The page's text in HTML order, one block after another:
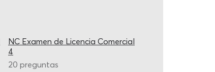
NC Examen de Licencia Comercial
4
20 preguntas